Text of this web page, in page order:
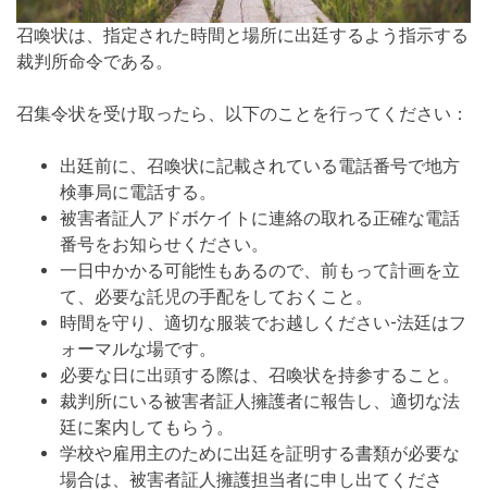
召喚状は、指定された時間と場所に出廷するよう指示する
裁判所命令である。
召集令状を受け取ったら、以下のことを行ってください：
出廷前に、召喚状に記載されている電話番号で地方
検事局に電話する。
被害者証人アドボケイトに連絡の取れる正確な電話
番号をお知らせください。
一日中かかる可能性もあるので、前もって計画を立
て、必要な託児の手配をしておくこと。
時間を守り、適切な服装でお越しください-法廷はフ
ォーマルな場です。
必要な日に出頭する際は、召喚状を持参すること。
裁判所にいる被害者証人擁護者に報告し、適切な法
廷に案内してもらう。
学校や雇用主のために出廷を証明する書類が必要な
場合は、被害者証人擁護担当者に申し出てくださ